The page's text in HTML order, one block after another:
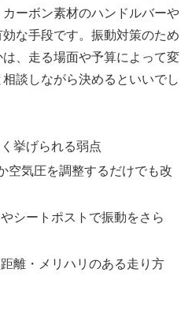
ーボン素材のハンドルバーや
な手段です。振動対策のため
、走る場面や予算によって変
談しながら決めるといいでし
挙げられる弱点
空気圧を調整するだけでも改
シートポストで振動をさら
離・メリハリのある走り方